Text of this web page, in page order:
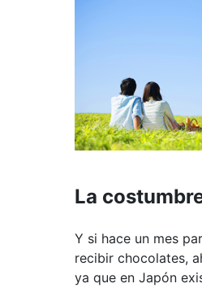
La
Y si hace un mes
recibir chocolates,
ya que en Japón